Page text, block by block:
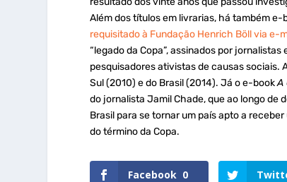
Além dos títulos em livrarias, há também
requisitado à Fundação Henrich Böll via e-
“legado da Copa”, assinados por
pesquisadores ativistas de causas sociais.
Sul (2010) e do Brasil (2014). Já o e-bookA
do jornalista Jamil Chade, que ao longo de
Brasil para se tornar um país apto a
do término da Copa.
Facebook 0